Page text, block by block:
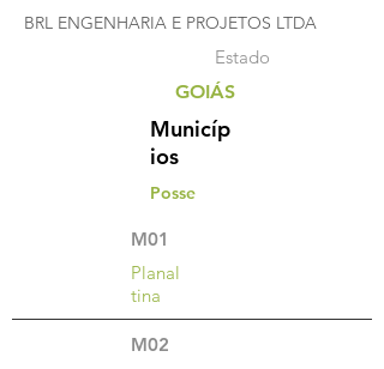
BRL ENGENHARIA E PROJETOS LTDA
Estado
GOIÁS
Municíp
ios
Posse
M01
Planal
tina
M02